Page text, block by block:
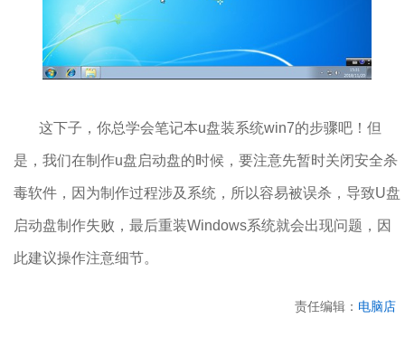
这下子，你总学会笔记本u盘装系统win7的步骤吧！但
是，我们在制作u盘启动盘的时候，要注意先暂时关闭安全杀
毒软件，因为制作过程涉及系统，所以容易被误杀，导致U盘
启动盘制作失败，最后重装Windows系统就会出现问题，因
此建议操作注意细节。
责任编辑： 电脑店